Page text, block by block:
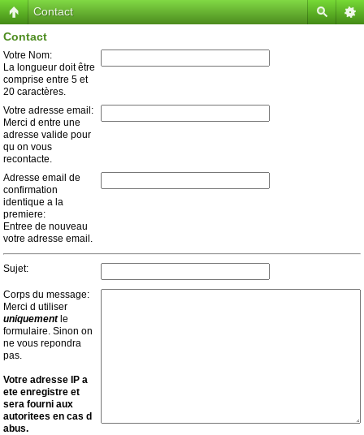
Contact
Contact
Votre Nom:
La longueur doit être
comprise entre 5 et
20 caractères.
Votre adresse email:
Merci d entre une
adresse valide pour
qu on vous
recontacte.
Adresse email de
confirmation
identique a la
premiere:
Entree de nouveau
votre adresse email.
Sujet:
Corps du message:
Merci d utiliser
uniquementle
formulaire. Sinon on
ne vous repondra
pas.
Votre adresse ΙΡ a
ete enregistre et
sera fourni aux
autoritees en cas d
abus.